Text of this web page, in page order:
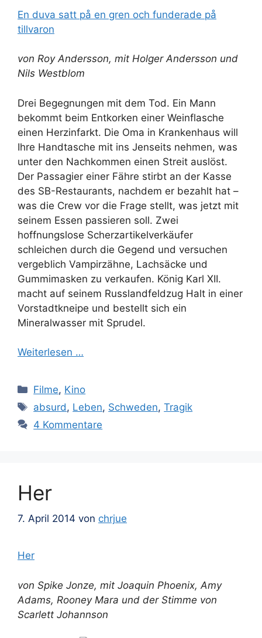
En duva satt på en gren och funderade på
tillvaron
von Roy Andersson, mit Holger Andersson und
Nils Westblom
Drei Begegnungen mit dem Tod. Ein Mann
bekommt beim Entkorken einer Weinflasche
einen Herzinfarkt. Die Oma in Krankenhaus will
Ihre Handtasche mit ins Jenseits nehmen, was
unter den Nachkommen einen Streit auslöst.
Der Passagier einer Fähre stirbt an der Kasse
des SB-Restaurants, nachdem er bezahlt hat –
was die Crew vor die Frage stellt, was jetzt mit
seinem Essen passieren soll. Zwei
hoffnungslose Scherzartikelverkäufer
schleichen durch die Gegend und versuchen
vergeblich Vampirzähne, Lachsäcke und
Gummimasken zu verkaufen. König Karl XII.
macht auf seinem Russlandfeldzug Halt in einer
Vorstadtkneipe und bestellt sich ein
Mineralwasser mit Sprudel.
Weiterlesen …
Kategorien
Filme, Kino
Schlagwörter
absurd, Leben, Schweden,Tragik
4 Kommentare
Her
7. April 2014 von chrjue
Her
von Spike Jonze, mit Joaquin Phoenix, Amy
Adams, Rooney Mara und der Stimme von
Scarlett Johannson